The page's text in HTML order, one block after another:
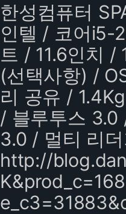
한성컴퓨터
인텔 / 코어i5-
트 / 11.6인치
(선택사항) /
리 공유 /
/ 블루투스
3.0 / 멀티 리
http://